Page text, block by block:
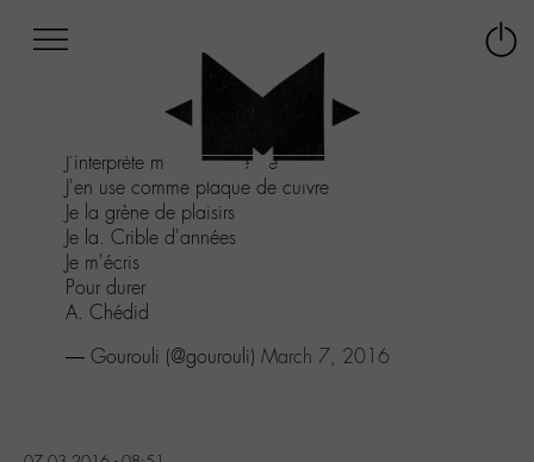
au
menu
Aller
au
contenu
Aller
recherche
J'interprète ma page de vie
J'en use comme plaque de cuivre
Je la grène de plaisirs
Je la. Crible d'années
Je m'écris
Pour durer
A. Chédid
— Gourouli (@gourouli) March 7, 2016